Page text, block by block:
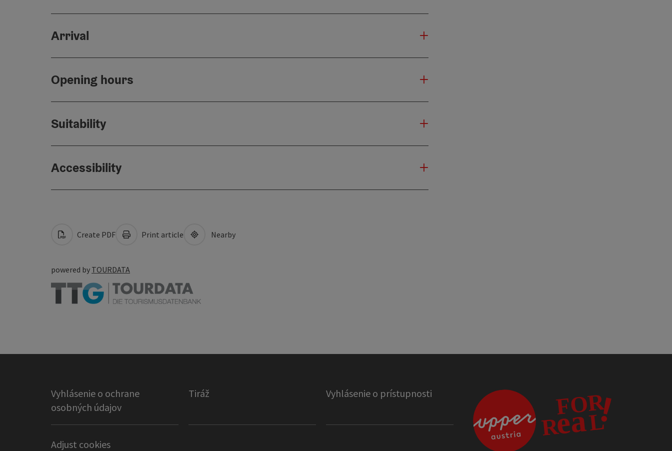
Arrival
Opening hours
Suitability
Accessibility
Create PDF Print article Nearby
powered by TOURDATA
Vyhlásenie o ochrane
osobných údajov
Tiráž Vyhlásenie o prístupnosti
Adjust cookies